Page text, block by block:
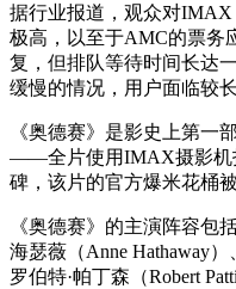
据行业报道，观众对
极高，以至于AMC的票务
复，但排队等待时间长达
缓慢的情况，用户面临较
《奥德赛》是影史上第
——全片使用IMAX摄影机
碑，该片的官方爆米花桶
《奥德赛》的主演阵容包
海瑟薇（Anne Hathaway）
罗伯特·帕丁森（Robert